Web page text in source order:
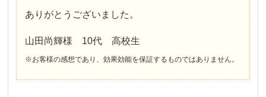
ありがとうございました。
山田尚輝様 10代 高校生
※お客様の感想であり、効果効能を保証するものではありません。